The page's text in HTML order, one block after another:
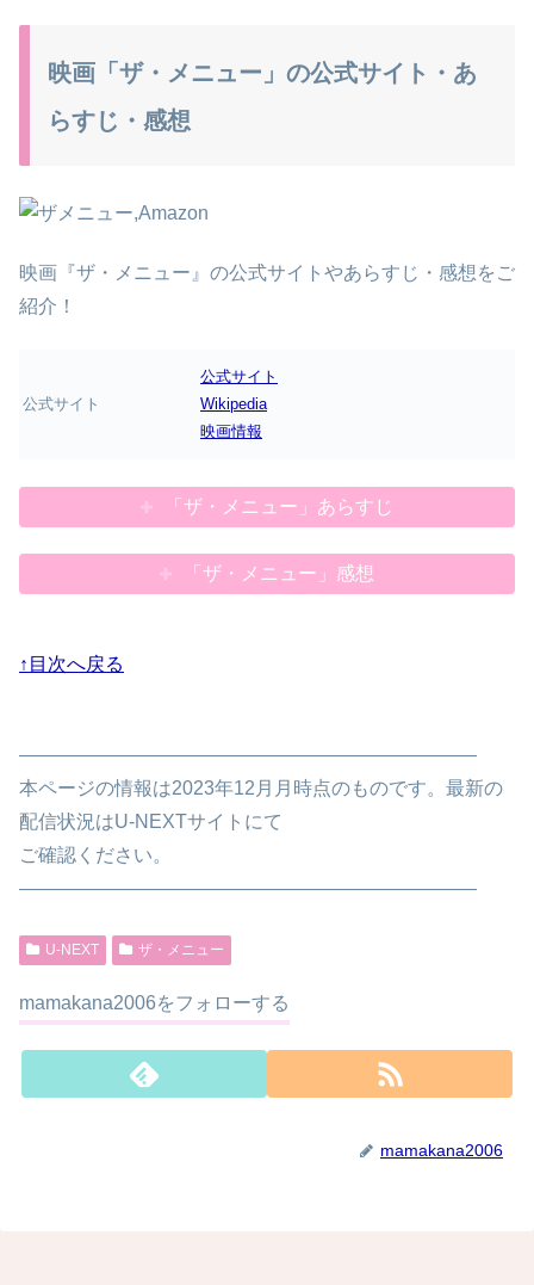
映画「ザ・メニュー」の公式サイト・あ
らすじ・感想
映画『ザ・メニュー』の公式サイトやあらすじ・感想をご
紹介！
公式サイト
公式サイト
Wikipedia
映画情報
「ザ・メニュー」あらすじ
「ザ・メニュー」感想
↑目次へ戻る
————————————————————————
本ページの情報は2023年12月月時点のものです。最新の
配信状況はU-NEXTサイトにて
ご確認ください。
————————————————————————
U-NEXT ザ・メニュー
mamakana2006をフォローする
mamakana2006